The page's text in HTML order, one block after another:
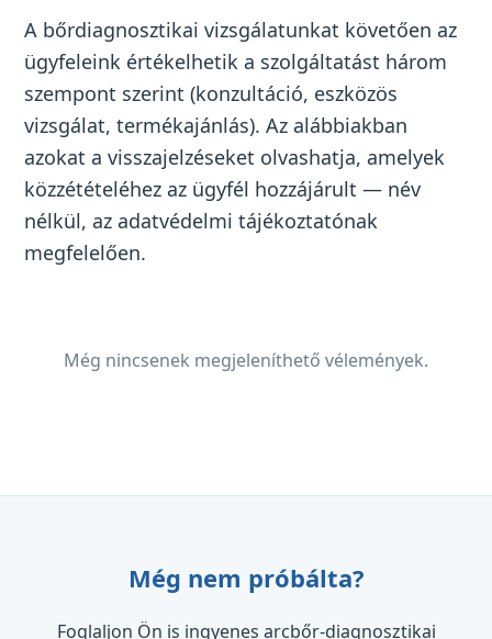
A bőrdiagnosztikai vizsgálatunkat követően az
ügyfeleink értékelhetik a szolgáltatást három
szempont szerint (konzultáció, eszközös
vizsgálat, termékajánlás). Az alábbiakban
azokat a visszajelzéseket olvashatja, amelyek
közzétételéhez az ügyfél hozzájárult — név
nélkül, az adatvédelmi tájékoztatónak
megfelelően.
Még nincsenek megjeleníthető vélemények.
Még nem próbálta?
Foglaljon Ön is ingyenes arcbőr-diagnosztikai